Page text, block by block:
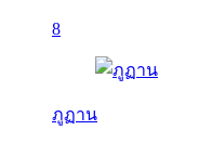
8
ภูฏาน